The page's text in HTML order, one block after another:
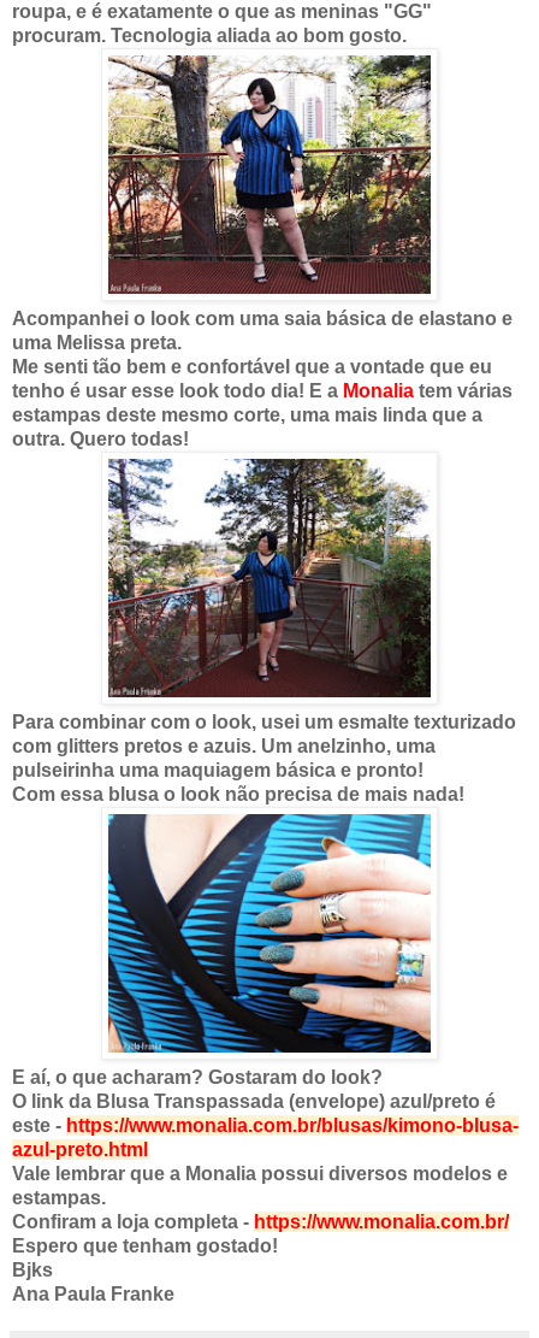
roupa, e é exatamente o que as meninas "GG"
procuram. Tecnologia aliada ao bom gosto.
Acompanhei o look com uma saia básica de elastano e
uma Melissa preta.
Me senti tão bem e confortável que a vontade que eu
tenho é usar esse look todo dia! E a Monalia tem várias
estampas deste mesmo corte, uma mais linda que a
outra. Quero todas!
Para combinar com o look, usei um esmalte texturizado
com glitters pretos e azuis. Um anelzinho, uma
pulseirinha uma maquiagem básica e pronto!
Com essa blusa o look não precisa de mais nada!
E aí, o que acharam? Gostaram do look?
O link da Blusa Transpassada (envelope) azul/preto é
este - https://www.monalia.com.br/blusas/kimono-blusa-
azul-preto.html
Vale lembrar que a Monalia possui diversos modelos e
estampas.
Confiram a loja completa - https://www.monalia.com.br/
Espero que tenham gostado!
Bjks
Ana Paula Franke